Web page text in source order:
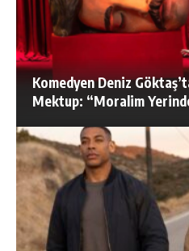
Komedyen Deniz
Mektup: “Moralim